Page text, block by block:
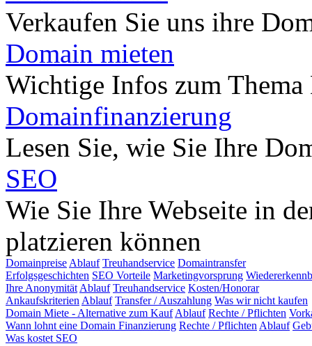
Verkaufen Sie uns ihre
Domain mieten
Wichtige Infos zum
Domainfinanzierung
Lesen Sie, wie Sie Ihre
SEO
Wie Sie Ihre Webseite in
platzieren können
Domainpreise Ablauf Treuhandservice Domaintransfer
Erfolgsgeschichten SEO Vorteile Marketingvorsprung
Ihre Anonymität Ablauf Treuhandservice Kosten/Honorar
Ankaufskriterien Ablauf Transfer / Auszahlung Was wir nicht kaufen
Domain Miete - Alternative zum Kauf Ablauf Rechte / Pflichten
Wann lohnt eine Domain Finanzierung Rechte / Pflichten Ablauf
Was kostet SEO